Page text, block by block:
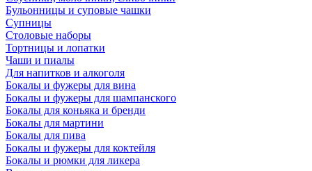
Бульонницы и суповые чашки
Супницы
Столовые наборы
Тортницы и лопатки
Чаши и пиалы
Для напитков и алкоголя
Бокалы и фужеры для вина
Бокалы и фужеры для шампанского
Бокалы для коньяка и бренди
Бокалы для мартини
Бокалы для пива
Бокалы и фужеры для коктейля
Бокалы и рюмки для ликера